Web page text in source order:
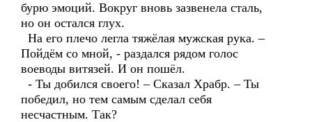
бурю эмоций. Вокруг вновь зазвенела сталь,
но он остался глух.
На его плечо легла тяжёлая мужская рука. –
Пойдём со мной, - раздался рядом голос
воеводы витязей. И он пошёл.
- Ты добился своего! – Сказал Храбр. – Ты
победил, но тем самым сделал себя
несчастным. Так?